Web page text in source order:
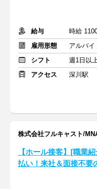
給与
時給
雇用形態
アルバイ
シフト
週1日以
アクセス
深川駅
株式会社フルキャスト/
【ホール接客】[職業
払い！来社＆面接不要